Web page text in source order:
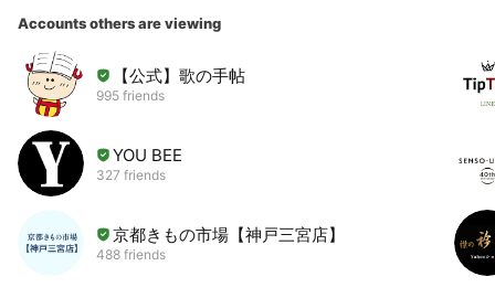
Accounts others are viewing
【公式】歌の手帖
995 friends
YOU BEE
327 friends
京都きもの市場【神戸三宮店】
488 friends